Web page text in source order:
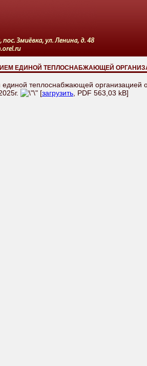
ЕДИНОЙ ТЕПЛОСНАБЖАЮЩЕЙ
теплоснабжающей организацией
[загрузить , PDF 563,03 kB]